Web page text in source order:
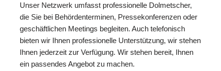
Unser Netzwerk umfasst professionelle Dolmetscher,
die Sie bei Behördenterminen, Pressekonferenzen oder
geschäftlichen Meetings begleiten. Auch telefonisch
bieten wir Ihnen professionelle Unterstützung, wir stehen
Ihnen jederzeit zur Verfügung. Wir stehen bereit, Ihnen
ein passendes Angebot zu machen.